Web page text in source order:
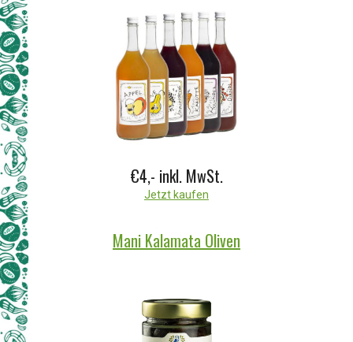
€4,- inkl. MwSt.
Jetzt kaufen
Mani Kalamata Oliven